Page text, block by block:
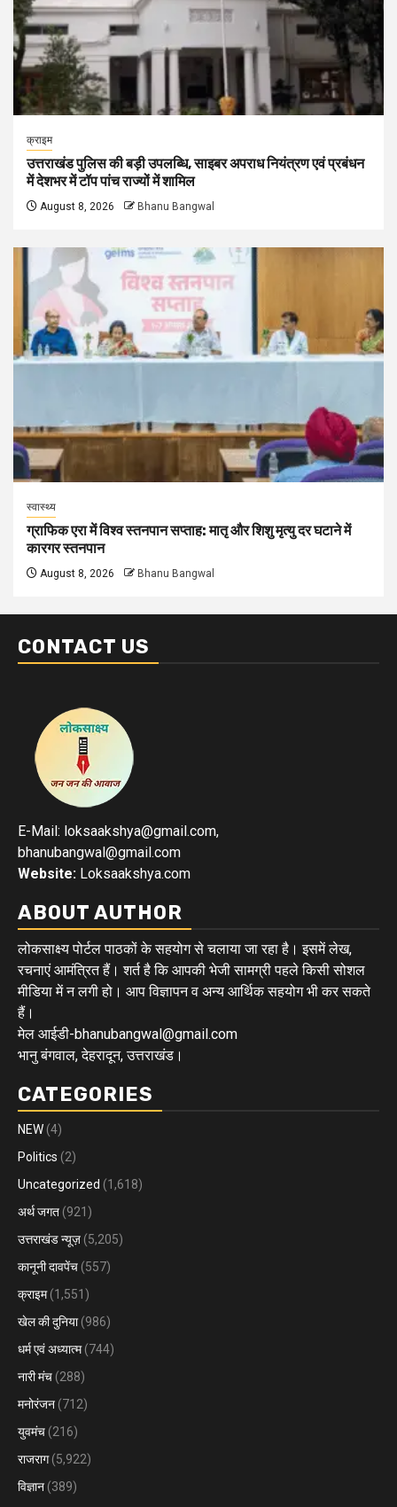
क्राइम
उत्तराखंड पुलिस की बड़ी उपलब्धि, साइबर अपराध नियंत्रण एवं प्रबंधन
में देशभर में टॉप पांच राज्यों में शामिल
August 8, 2026 Bhanu Bangwal
स्वास्थ्य
ग्राफिक एरा में विश्व स्तनपान सप्ताह: मातृ और शिशु मृत्यु दर घटाने में
कारगर स्तनपान
August 8, 2026 Bhanu Bangwal
CONTACT US
E-Mail: loksaakshya@gmail.com,
bhanubangwal@gmail.com
Website: Loksaakshya.com
ABOUT AUTHOR
लोकसाक्ष्य पोर्टल पाठकों के सहयोग से चलाया जा रहा है। इसमें लेख,
रचनाएं आमंत्रित हैं। शर्त है कि आपकी भेजी सामग्री पहले किसी सोशल
मीडिया में न लगी हो। आप विज्ञापन व अन्य आर्थिक सहयोग भी कर सकते
हैं।
मेल आईडी-bhanubangwal@gmail.com
भानु बंगवाल, देहरादून, उत्तराखंड।
CATEGORIES
NEW (4)
Politics (2)
Uncategorized (1,618)
अर्थ जगत (921)
उत्तराखंड न्यूज़ (5,205)
कानूनी दावपेंच (557)
क्राइम(1,551)
खेल की दुनिया(986)
धर्म एवं अध्यात्म(744)
नारी मंच (288)
मनोरंजन (712)
युवमंच (216)
राजराग(5,922)
विज्ञान (389)